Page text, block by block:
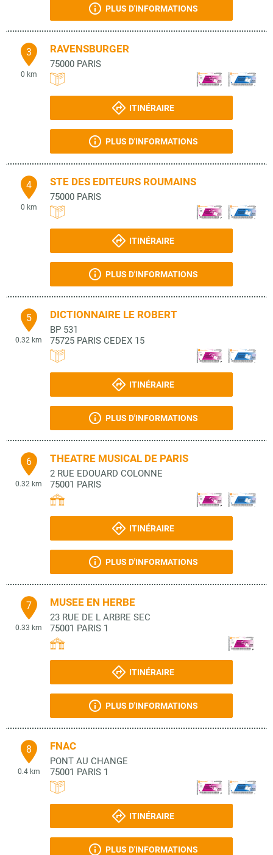
PLUS D'INFORMATIONS
3
0 km
RAVENSBURGER
75000 PARIS
ITINÉRAIRE
PLUS D'INFORMATIONS
4
0 km
STE DES EDITEURS ROUMAINS
75000 PARIS
ITINÉRAIRE
PLUS D'INFORMATIONS
5
0.32 km
DICTIONNAIRE LE ROBERT
BP 531
75725 PARIS CEDEX 15
ITINÉRAIRE
PLUS D'INFORMATIONS
6
0.32 km
THEATRE MUSICAL DE PARIS
2 RUE EDOUARD COLONNE
75001 PARIS
ITINÉRAIRE
PLUS D'INFORMATIONS
7
0.33 km
MUSEE EN HERBE
23 RUE DE L ARBRE SEC
75001 PARIS 1
ITINÉRAIRE
PLUS D'INFORMATIONS
8
0.4 km
FNAC
PONT AU CHANGE
75001 PARIS 1
ITINÉRAIRE
PLUS D'INFORMATIONS